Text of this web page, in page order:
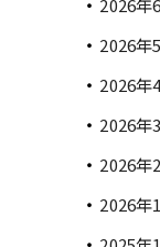
2026年
2026年
2026年
2026年
2026年
2026年